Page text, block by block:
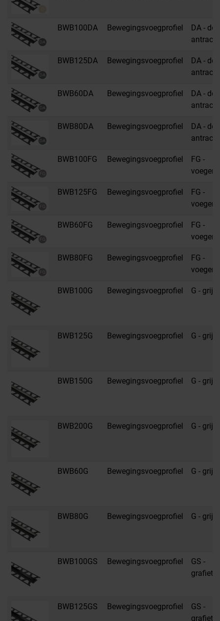
BWB100DA Bewegingsvoegprofiel
DA -
BWB125DA Bewegingsvoegprofiel
DA -
BWB60DA Bewegingsvoegprofiel
DA -
BWB80DA Bewegingsvoegprofiel
DA -
BWB100FG Bewegingsvoegprofiel
FG -
BWB125FG Bewegingsvoegprofiel
FG -
BWB60FG Bewegingsvoegprofiel
FG -
BWB80FG Bewegingsvoegprofiel
FG -
BWB100G Bewegingsvoegprofiel G - grijs
BWB125G Bewegingsvoegprofiel G - grijs
BWB150G Bewegingsvoegprofiel G - grijs
BWB200G Bewegingsvoegprofiel G - grijs
BWB60G Bewegingsvoegprofiel G - grijs
BWB80G Bewegingsvoegprofiel G - grijs
BWB100GS Bewegingsvoegprofiel
GS -
BWB125GS Bewegingsvoegprofiel
GS -